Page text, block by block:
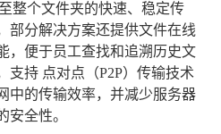
整个文件夹的快速、稳定传
部分解决方案还提供文件在线
，便于员工查找和追溯历史文
支持 点对点（P2P）传输技术
中的传输效率，并减少服务器
安全性。